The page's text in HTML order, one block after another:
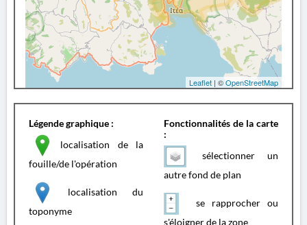
Leaflet | ©OpenStreetMap
Légende graphique :
localisation de la
fouille/de l'opération
localisation du
toponyme
Fonctionnalités de la carte
:
sélectionner un
autre fond de plan
se rapprocher ou
s'éloigner de la zone